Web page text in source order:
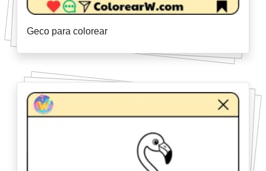
Geco para colorear